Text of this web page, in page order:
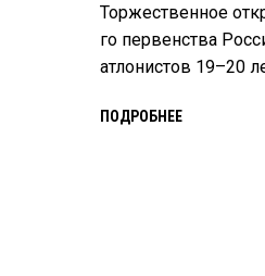
Торжественное
го первенства
атлонистов 19–20
ПОДРОБНЕЕ